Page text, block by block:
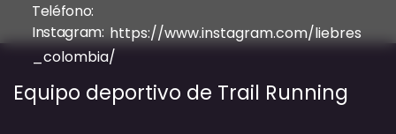
Teléfono:
Instagram: https://www.instagram.com/liebres
_colombia/
Equipo deportivo de Trail Running